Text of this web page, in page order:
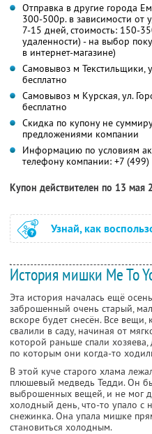
Отправка в другие города
300-500р. в зависимости от
7-15 дней, стоимость: 150-
удаленности) - на выбор
в интернет-магазине)
Самовывоз м Текстильщики,
бесплатно
Самовывоз м Курская, ул.
бесплатно
Скидка по купону не
предложениями компании
Информацию по условиям
телефону компании: +7
Купон действителен по 13 мая
Узнай, как
История мишки Me To
Эта история началась ещё
заброшенный очень старый,
вскоре будет снесён. Все
свалили в саду, начиная от
которой раньше спали
по которым они когда-то
В этой куче старого хлама
плюшевый медведь Тедди. Он
выброшенных вещей, и не мог
холодный день, что-то упало с
снежинка. Она упала мишке
становиться холодным.